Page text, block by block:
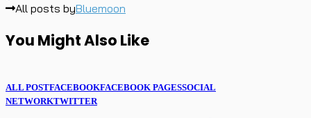
All posts byBluemoon
You Might Also Like
ALL POSTFACEBOOKFACEBOOK PAGESSOCIAL
NETWORKTWITTER